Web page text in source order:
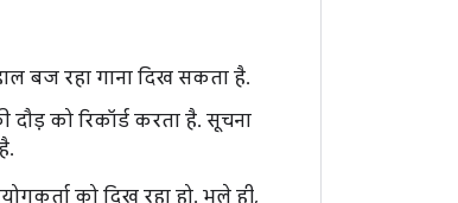
बज रहा गाना दिख सकता है.
को रिकॉर्ड करता है. सूचना
को दिख रहा हो. भले ही,